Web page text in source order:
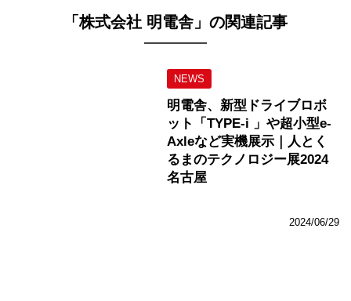
「株式会社 明電舎」の関連記事
NEWS
明電舎、新型ドライブロボ
ット「TYPE-i 」や超小型e-
Axleなど実機展示｜人とく
るまのテクノロジー展2024
名古屋
2024/06/29